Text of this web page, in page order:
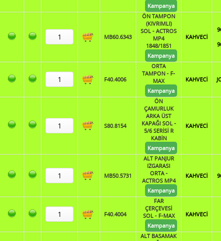
Kampanya
MB60.6343
ÖN TAMPON
(KIVRIMLI)
SOL - ACTROS
MP4
1848/1851
Kampanya
KAHVECİ
F40.4006
ORTA
TAMPON - F-
MAX
Kampanya
KAHVECİ
S80.8154
ÖN
ÇAMURLUK
ARKA ÜST
KAPAĞI SOL -
5/6 SERİSİ R
KABİN
Kampanya
KAHVECİ
MB50.5731
ALT PANJUR
IZGARASI
ORTA -
ACTROS MP4
Kampanya
KAHVECİ
F40.4004
FAR
ÇERÇEVESİ
SOL - F-MAX
Kampanya
KAHVECİ
ALT BASAMAK